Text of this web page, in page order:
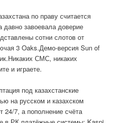
по праву считается
завоевала доверие
сотни слотов от
3 Oaks.Демо-версия Sun of
СМС, никаких
и играете.
под казахстанские
на русском и казахском
24/7, а пополнение счёта